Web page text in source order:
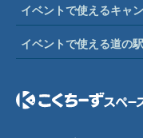
イベントで使えるキャ
イベントで使える道の